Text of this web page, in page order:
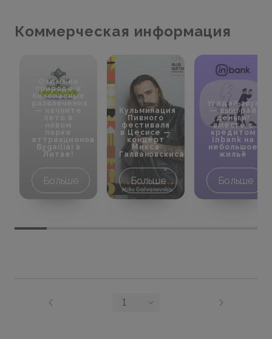
Коммерческая информация
Отдых на
природе и
безопасные
парке
аттракционов
Bygailiai в
Литве!
Больше
Кульминация
Пивного
фестиваля
в Цесисе —
концерт
Микса
Галвановскиса
Больше
Угадай звук
— выиграй
деньги!
вместе с
кредитом
Inbank на
небольшое
жильё
Больше
1